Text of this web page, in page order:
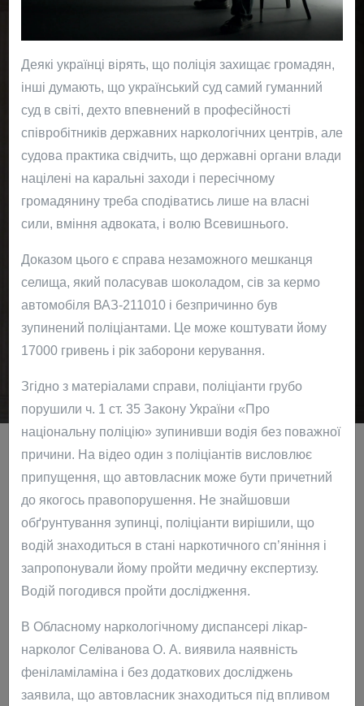
Правовий Захист
Адвокат у кримінальних, господарських,
підприємницьких, корпоративних та
міжнародних справах. Представництво
інтересів в суді, прокуратурі, поліції,
податковій та митниці. Позовні заяви, заяви,
заперечення, скарги, клопотання. Психолог.
Послуги Адвоката
Кримінальні, господарські, міжнародні справи
Пропонуємо реальні сценарії правових рішень щодо
кримінальних, господарських, підприємницьких,
судах, місцевих судах, апеляційних судах,
Апеляційному суді України, Касаційному суді України,
вищих спеціалізованих судах, Верховному Суді України.
Деякі українці вірять, що поліція захищає громадян,
інші думають, що український суд самий гуманний
суд в світі, дехто впевнений в професійності
співробітників державних наркологічних центрів, але
судова практика свідчить, що державні органи влади
націлені на каральні заходи і пересічному
громадянину треба сподіватись лише на власні
сили, вміння адвоката, і волю Всевишнього.
Доказом цього є справа незаможного мешканця
селища, який поласував шоколадом, сів за кермо
автомобіля ВАЗ-211010 і безпричинно був
зупинений поліціантами. Це може коштувати йому
17000 гривень і рік заборони керування.
Згідно з матеріалами справи, поліціанти грубо
порушили ч. 1 ст. 35 Закону України «Про
національну поліцію» зупинивши водія без поважної
причини. На відео один з поліціантів висловлює
припущення, що автовласник може бути причетний
до якогось правопорушення. Не знайшовши
обґрунтування зупинці, поліціанти вирішили, що
водій знаходиться в стані наркотичного сп’яніння і
запропонували йому пройти медичну експертизу.
Водій погодився пройти дослідження.
В Обласному наркологічному диспансері лікар-
нарколог Селіванова О. А. виявила наявність
феніламіламіна і без додаткових досліджень
заявила, що автовласник знаходиться під впливом